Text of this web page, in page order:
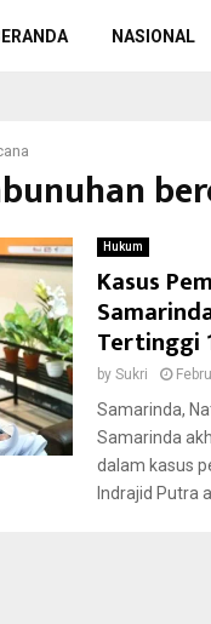
NASIONAL
Hukum
Kasus
Tertinggi
by Sukri
Samarinda,
Samarinda
dalam kasus
Indrajid Putra